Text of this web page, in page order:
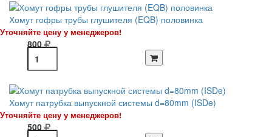
Хомут гофры трубы глушителя (EQB) половинка
Уточняйте цену у менеджеров!
800
Хомут патрубка выпускной системы d=80mm (ISDe)
Уточняйте цену у менеджеров!
500